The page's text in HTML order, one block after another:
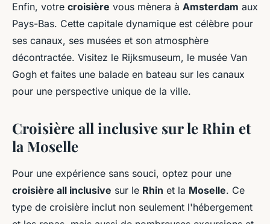
Enfin, votre croisière vous mènera à Amsterdam aux
Pays-Bas. Cette capitale dynamique est célèbre pour
ses canaux, ses musées et son atmosphère
décontractée. Visitez le Rijksmuseum, le musée Van
Gogh et faites une balade en bateau sur les canaux
pour une perspective unique de la ville.
Croisière all inclusive sur le Rhin et
la Moselle
Pour une expérience sans souci, optez pour une
croisière all inclusive sur le Rhin et la Moselle. Ce
type de croisière inclut non seulement l'hébergement